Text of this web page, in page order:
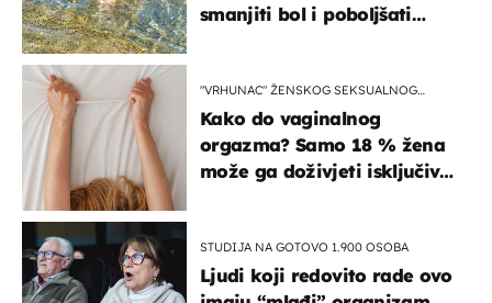
smanjiti bol i poboljšati
"VRHUNAC" ŽENSKOG SEKSUALNOG
Kako do vaginalnog
orgazma? Samo 18 % žena
može ga doživjeti isključivo
STUDIJA NA GOTOVO 1.900 OSOBA
Ljudi koji redovito rade ovo